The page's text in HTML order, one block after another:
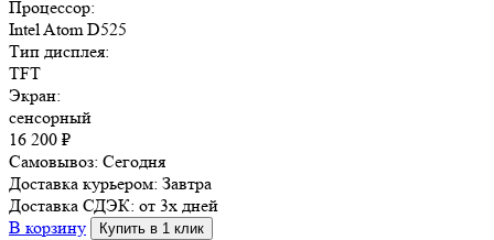
Процессор:
Intel Atom D525
Тип дисплея:
TFT
Экран:
сенсорный
16 200 ₽
Самовывоз: Сегодня
Доставка курьером: Завтра
Доставка СДЭК: от 3х дней
В корзину
Купить в 1 клик